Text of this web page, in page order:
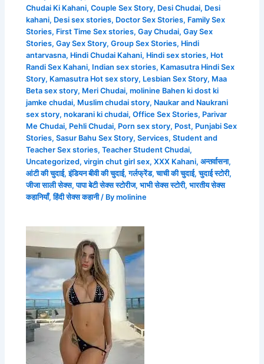
Chudai Ki Kahani,Couple Sex Story, Desi Chudai, Desi
kahani, Desi sex stories, Doctor Sex Stories, Family Sex
Stories, First Time Sex stories,Gay Chudai,Gay Sex
Stories,Gay Sex Story,Group Sex Stories, Hindi
antarvasna, Hindi Chudai Kahani, Hindi sex stories, Hot
Randi Sex Kahani, Indian sex stories, Kamasutra Hindi Sex
Story, Kamasutra Hot sex story, Lesbian Sex Story, Maa
Beta sex story, Meri Chudai,molinine Bahen ki dost ki
jamke chudai, Muslim chudai story, Naukar and Naukrani
sex story,nokarani ki chudai,Office Sex Stories, Parivar
Me Chudai, Pehli Chudai, Porn sex story, Post, Punjabi Sex
Stories,Sasur Bahu Sex Story,Services,Student and
Teacher Sex stories,Teacher Student Chudai,
Uncategorized,virgin chut girl sex,XXX Kahani,अन्तर्वासना,
आंटी की चुदाई,इंडियन बीवी की चुदाई,गर्लफ्रेंड,चाची की चुदाई,चुदाई स्टोरी,
जीजा साली सेक्स,पापा बेटी सेक्स स्टोरीज,भाभी सेक्स स्टोरी,भारतीय सेक्स
कहानियाँ,हिंदी सेक्स कहानी/ Bymolinine